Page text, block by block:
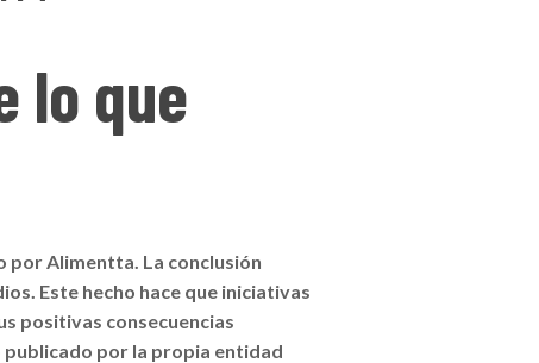
lo que
por Alimentta. La conclusión
Este hecho hace que iniciativas
positivas consecuencias
por la propia entidad